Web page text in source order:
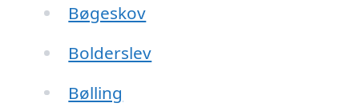
Bøgeskov
Bolderslev
Bølling